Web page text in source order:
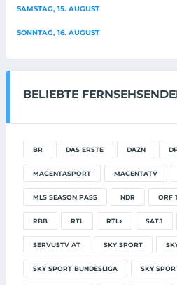
SAMSTAG, 15. AUGUST
SONNTAG, 16. AUGUST
BELIEBTE
BR DAS ERSTE DAZN
MAGENTASPORT MAGENTATV
MLS SEASON PASS NDR ORF 1
RBB RTL RTL+ SAT.1
SERVUSTV AT SKY SPORT
SKY SPORT BUNDESLIGA SKY